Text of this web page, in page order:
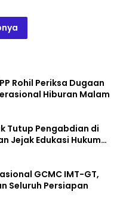
Rohil Periksa Dugaan
Hiburan Malam
Tutup Pengabdian di
Jejak Edukasi Hukum
GCMC IMT-GT,
Seluruh Persiapan